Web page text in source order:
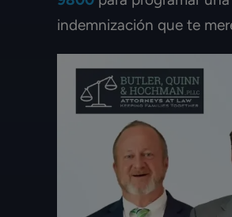
indemnización que te